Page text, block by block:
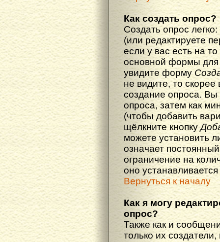
Как создать опрос?
Создать опрос
(или редактируете
если у вас есть на
основной формы
увидите форму
не видите, то скорее
создание опроса.
опроса, затем как
(чтобы добавить
щёлкните кнопку
можете установить
означает
ограничение на
оно
Вернуться к началу
Как я могу
опрос?
Также как и
только их